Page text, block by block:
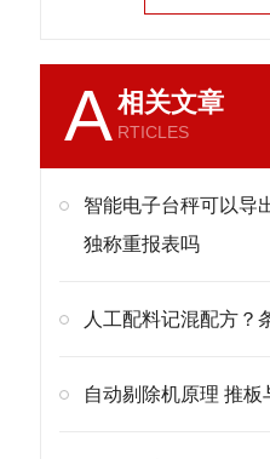
A相关文章
RTICLES
智能电子台秤可以导
独称重报表吗
人工配料记混配方？
自动剔除机原理 推